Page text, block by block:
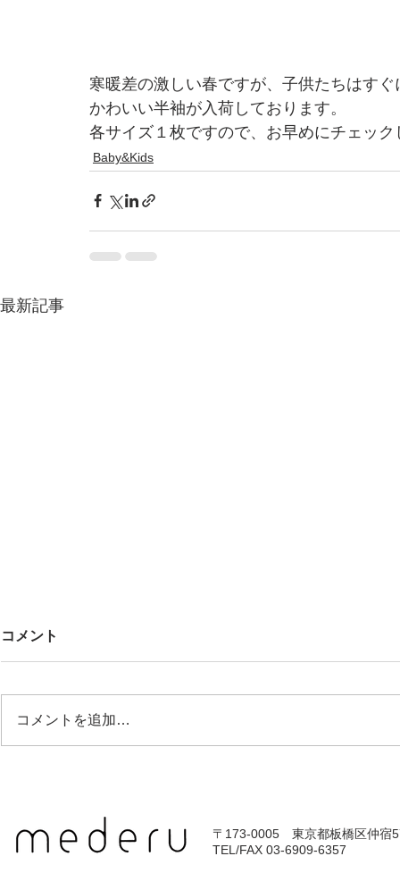
寒暖差の激しい春ですが、子供たちはす
かわいい半袖が入荷しております。
各サイズ１枚ですので、お早めにチェッ
Baby&Kids
最新記事
秋物入荷しました
KIDS春物
コメント
コメントを追加…
〒173-0005 東京都板橋区仲宿
​TEL/FAX 03-6909-6357